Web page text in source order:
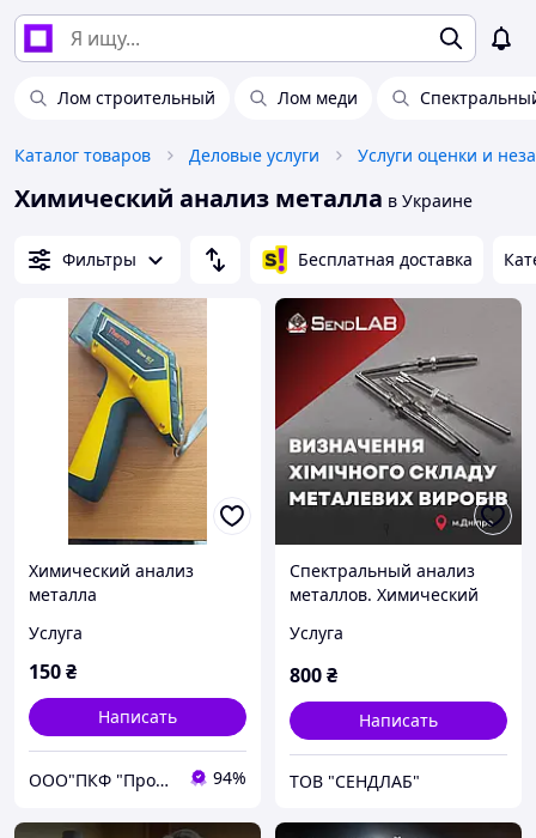
Лом строительный Лом меди
Каталог товаров Деловые услуги
Химический анализ металла в Украине
Фильтры Бесплатная доставка
Химический анализ
металла
Услуга
150₴
Написать
ООО"ПКФ "Промметалсервис" 94%
Спектральный анализ
металлов. Химический
Определение
химического состава
металлов.
Услуга
800₴
Написать
ТОВ "СЕНДЛАБ"